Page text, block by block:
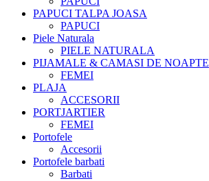
PAPUCI TALPA JOASA
PAPUCI
Piele Naturala
PIELE NATURALA
PIJAMALE & CAMASI DE NOAPTE
FEMEI
PLAJA
ACCESORII
PORTJARTIER
FEMEI
Portofele
Accesorii
Portofele barbati
Barbati